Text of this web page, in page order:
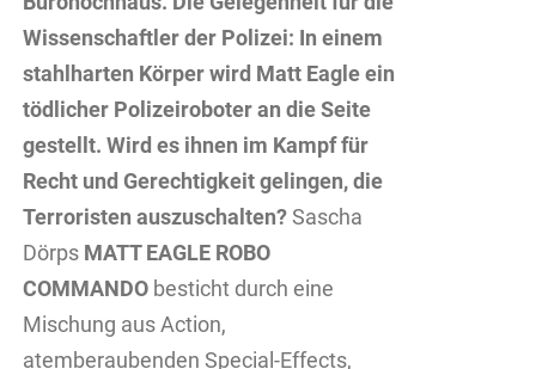
Wissenschaftler der Polizei: In einem
stahlharten Körper wird Matt Eagle ein
tödlicher Polizeiroboter an die Seite
gestellt. Wird es ihnen im Kampf für
Recht und Gerechtigkeit gelingen, die
Terroristen auszuschalten?Sascha
Dörps MATT EAGLE ROBO
COMMANDObesticht durch eine
Mischung aus Action,
atemberaubenden Special-Effects,